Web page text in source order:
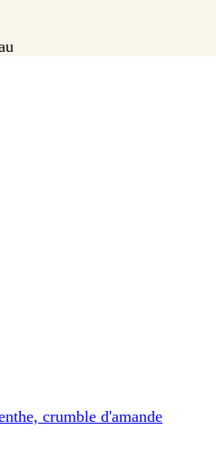
crumble d'amande